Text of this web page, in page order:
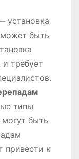
‒ установка
может быть
и требует
типы
быть
привести к